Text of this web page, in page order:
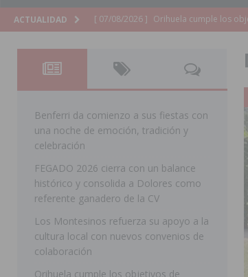
ACTUALIDAD [ 07/08/2026 ] Orihuela organiza un
[ 07/08/2026 ]
El Ayuntamiento de
ALMORADÍ
[ 07/08/2026 ] Educación destina 1,2
[ 07/08/2026 ] La Policía Nacional
[ 07/08/2026 ] Torrevieja impulsa el
TORREVIEJA
Raiguero de Bonanza
Benferri da comienzo a sus fiestas con
una noche de emoción, tradición y
celebración
FEGADO 2026 cierra con un balance
histórico y consolida a Dolores como
referente ganadero de la CV
Los Montesinos refuerza su apoyo a la
cultura local con nuevos convenios de
colaboración
Orihuela cumple los objetivos de